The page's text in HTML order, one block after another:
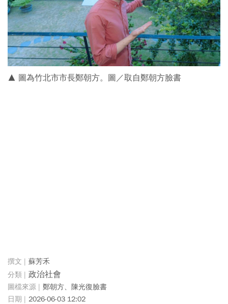
▲ 圖為竹北市市長鄭朝方。圖／取自鄭朝方臉書
蘇芳禾
政治社會
鄭朝方、陳光復臉書
2026-06-03 12:02